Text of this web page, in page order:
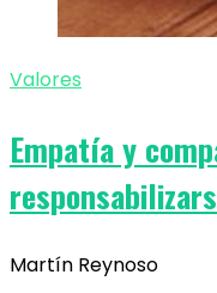
Valores
Empatía y
Martín Reynoso